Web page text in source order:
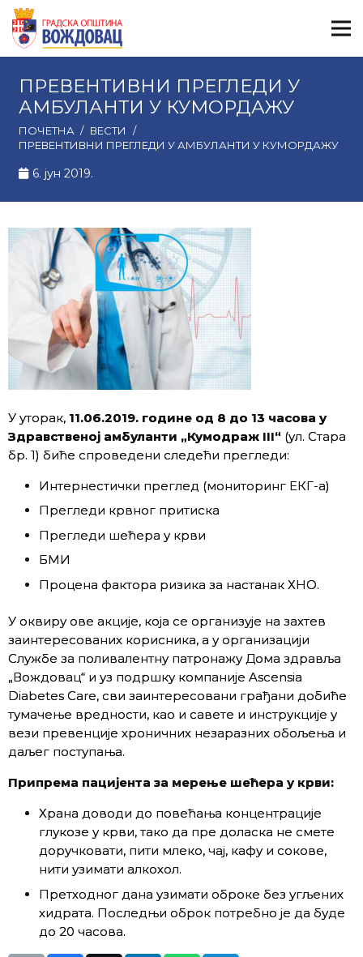
ПРЕВЕНТИВНИ ПРЕГЛЕДИ У
АМБУЛАНТИ У КУМОРДАЖУ
ПОЧЕТНА / ВЕСТИ
/
ПРЕВЕНТИВНИ ПРЕГЛЕДИ У АМБУЛАНТИ У КУМОРДАЖУ
6. јун 2019.
У уторак, 11.06.2019. године од 8 до 13 часова у
Здравственој амбуланти „Кумодраж III“ (ул. Стара
бр. 1) биће спроведени следећи прегледи:
Интернестички преглед (мониторинг ЕКГ-а)
Прегледи крвног притиска
Прегледи шећера у крви
БМИ
Процена фактора ризика за настанак ХНО.
У оквиру ове акције, која се организује на захтев
заинтересованих корисника, а у организацији
Службе за поливалентну патронажу Дома здравља
„Вождовац“ и уз подршку компаније Ascensia
Diabetes Care, сви заинтересовани грађани добиће
тумачење вредности, као и савете и инструкције у
вези превенције хроничних незаразних обољења и
даљег поступања.
Припрема пацијента за мерење шећера у крви:
Храна доводи до повећања концентрације
глукозе у крви, тако да пре доласка не смете
доручковати, пити млеко, чај, кафу и сокове,
нити узимати алкохол.
Претходног дана узимати оброке без угљених
хидрата. Последњи оброк потребно је да буде
до 20 часова.